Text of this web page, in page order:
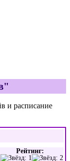
и расписание
Рейтинг: